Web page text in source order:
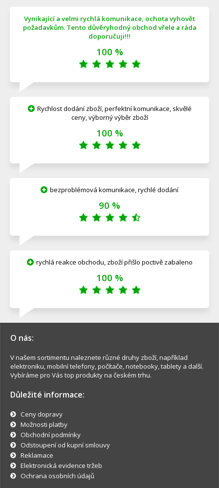
Vynikající a velmi rychlá komunikace, ochota vyhovět
požadavkům. Tento důvěryhodný obchod vřele a ráda
doporučuji!!!
100 %
Rychlost dodání zboží, perfektní komunikace, skvělé
ceny, výborný výběr zboží
100 %
bezproblémová komunikace, rychlé dodání
90 %
rychlá reakce obchodu, zboží přišlo poctivě zabaleno
100 %
O nás:
V našem sortimentu naleznete různé druhy zboží, například
elektroniku, mobilní telefony, počítače, notebooky, tablety a další.
Vybíráme pro Vás top produkty na českém trhu.
Důležité informace:
Ceny dopravy
Možnosti platby
Obchodní podmínky
Odstoupení od kupní smlouvy
Reklamace
Elektronická evidence tržeb
Ochrana osobních údajů